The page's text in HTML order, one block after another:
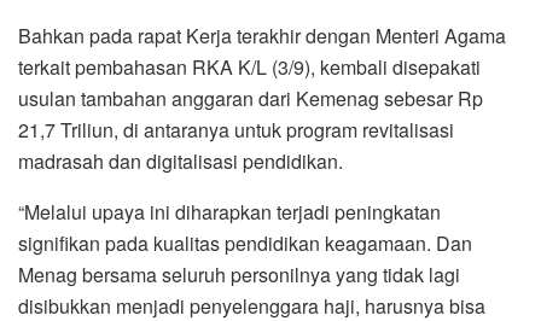
Bahkan pada rapat Kerja terakhir dengan Menteri Agama
terkait pembahasan RKA K/L (3/9), kembali disepakati
usulan tambahan anggaran dari Kemenag sebesar Rp
21,7 Triliun, di antaranya untuk program revitalisasi
madrasah dan digitalisasi pendidikan.
“Melalui upaya ini diharapkan terjadi peningkatan
signifikan pada kualitas pendidikan keagamaan. Dan
Menag bersama seluruh personilnya yang tidak lagi
disibukkan menjadi penyelenggara haji, harusnya bisa